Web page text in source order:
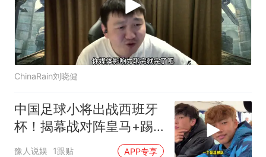
ChinaRain刘晓健
中国足球小将出战西班牙
杯！揭幕战对阵皇马+踢
巴萨，董路带4名外援
豫人说娱 1跟贴 APP专享